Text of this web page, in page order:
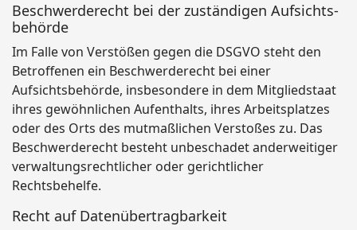
Beschwerde­recht bei der zuständigen Aufsichts­
behörde
Im Falle von Verstößen gegen die DSGVO steht den
Betroffenen ein Beschwerderecht bei einer
Aufsichtsbehörde, insbesondere in dem Mitgliedstaat
ihres gewöhnlichen Aufenthalts, ihres Arbeitsplatzes
oder des Orts des mutmaßlichen Verstoßes zu. Das
Beschwerderecht besteht unbeschadet anderweitiger
verwaltungsrechtlicher oder gerichtlicher
Rechtsbehelfe.
Recht auf Daten­übertrag­barkeit